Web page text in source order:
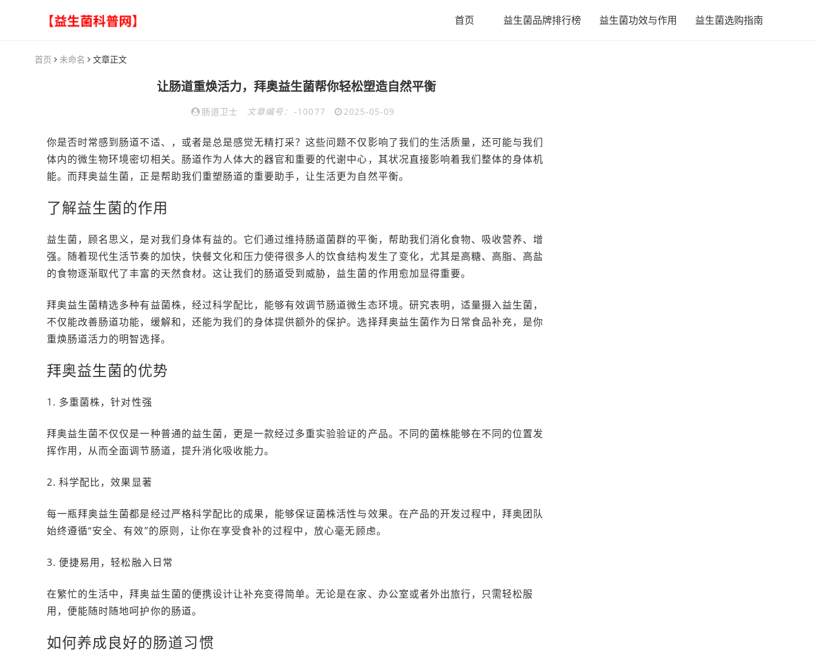
首页 益生菌品牌排行榜 益生菌功效与作用 益生菌选购指南
首页 未命名 文章正文
让肠道重焕活力，拜奥益生菌帮你轻松塑造自然平衡
肠道卫士 文章编号： -10077 2025-05-09
你是否时常感到肠道不适、，或者是总是感觉无精打采？这些问题不仅影响了我们的生活质量，还可能与我们
体内的微生物环境密切相关。肠道作为人体大的器官和重要的代谢中心，其状况直接影响着我们整体的身体机
能。而拜奥益生菌，正是帮助我们重塑肠道的重要助手，让生活更为自然平衡。
了解益生菌的作用
益生菌，顾名思义，是对我们身体有益的。它们通过维持肠道菌群的平衡，帮助我们消化食物、吸收营养、增
强。随着现代生活节奏的加快，快餐文化和压力使得很多人的饮食结构发生了变化，尤其是高糖、高脂、高盐
的食物逐渐取代了丰富的天然食材。这让我们的肠道受到威胁，益生菌的作用愈加显得重要。
拜奥益生菌精选多种有益菌株，经过科学配比，能够有效调节肠道微生态环境。研究表明，适量摄入益生菌，
不仅能改善肠道功能，缓解和，还能为我们的身体提供额外的保护。选择拜奥益生菌作为日常食品补充，是你
重焕肠道活力的明智选择。
拜奥益生菌的优势
1. 多重菌株，针对性强
拜奥益生菌不仅仅是一种普通的益生菌，更是一款经过多重实验验证的产品。不同的菌株能够在不同的位置发
挥作用，从而全面调节肠道，提升消化吸收能力。
2. 科学配比，效果显著
每一瓶拜奥益生菌都是经过严格科学配比的成果，能够保证菌株活性与效果。在产品的开发过程中，拜奥团队
始终遵循“安全、有效”的原则，让你在享受食补的过程中，放心毫无顾虑。
3. 便捷易用，轻松融入日常
在繁忙的生活中，拜奥益生菌的便携设计让补充变得简单。无论是在家、办公室或者外出旅行，只需轻松服
用，便能随时随地呵护你的肠道。
如何养成良好的肠道习惯